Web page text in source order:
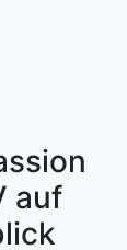
auf